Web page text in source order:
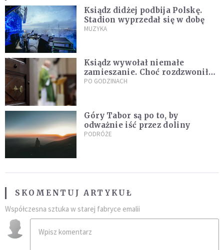
Ksiądz didżej podbija Polskę.
Stadion wyprzedał się w dobę
MUZYKA
Ksiądz wywołał niemałe
zamieszanie. Choć rozdzwoniły
się telefony z całego kraju,
PO GODZINACH
Góry Tabor są po to, by
odważnie iść przez doliny
PODRÓŻE
SKOMENTUJ ARTYKUŁ
Współczesna sztuka w starej fabryce emalii